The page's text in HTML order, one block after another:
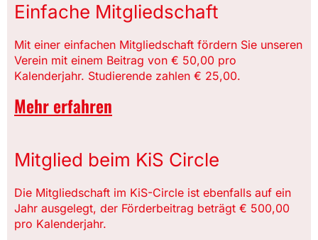
Einfache Mitgliedschaft
Mit einer einfachen Mitgliedschaft fördern Sie unseren
Verein mit einem Beitrag von € 50,00 pro
Kalenderjahr. Studierende zahlen € 25,00.
Mehr erfahren
Mitglied beim KiS Circle
Die Mitgliedschaft im KiS-Circle ist ebenfalls auf ein
Jahr ausgelegt, der Förderbeitrag beträgt € 500,00
pro Kalenderjahr.